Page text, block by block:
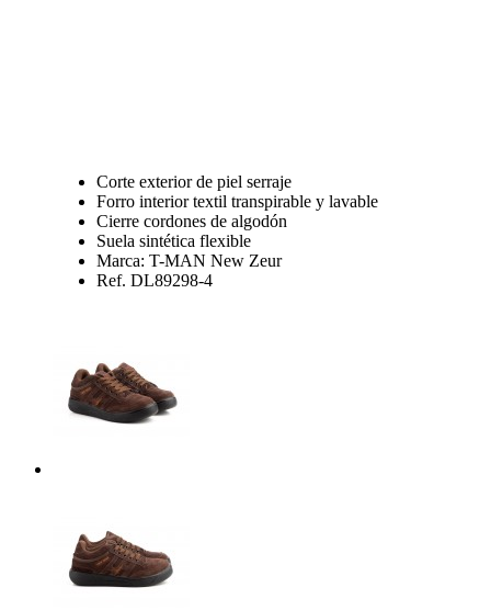
Corte exterior de piel serraje
Forro interior textil transpirable y lavable
Cierre cordones de algodón
Suela sintética flexible
Marca: T-MAN New Zeur
Ref. DL89298-4